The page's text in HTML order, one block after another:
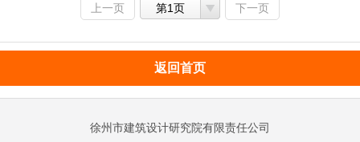
上一页 第1页 下一页
返回首页
徐州市建筑设计研究院有限责任公司